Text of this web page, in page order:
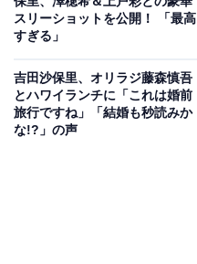
スリーショットを公開！ 「最高
すぎる」
吉田沙保里、オリラジ藤森慎吾
とハワイランチに「これは婚前
旅行ですね」「結婚も秒読みか
な!?」の声